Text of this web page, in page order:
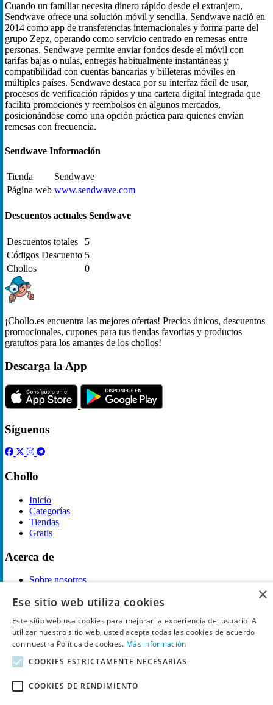
Cuando un familiar necesita dinero rápido desde el extranjero,
Sendwave ofrece una solución móvil y sencilla. Sendwave nació en
2014 como app de transferencias internacionales y forma parte del
grupo Zepz, operando como servicio centrado en remesas entre
personas. Sendwave permite enviar fondos desde el móvil con
tarifas bajas o nulas, entregas habitualmente instantáneas y
compatibilidad con cuentas bancarias y billeteras móviles en
múltiples países. Sendwave destaca por su interfaz fácil de usar,
procesos de verificación rápidos y una cartera digital integrada que
facilita promociones y reembolsos en algunos mercados,
posicionándose como una opción práctica para quienes envían
remesas con frecuencia.
Sendwave Información
Tienda
Sendwave
Página web www.sendwave.com
Descuentos actuales Sendwave
Descuentos totales
5
Códigos Descuento 5
Chollos
0
¡Chollo.es encuentra las mejores ofertas! Precios únicos, descuentos
promocionales, cupones para tus tiendas favoritas y productos
gratuitos para los amantes de los chollos!
Descarga la App
Síguenos
Chollo
Inicio
Categorías
Tiendas
Gratis
Acerca de
Sobre nosotros
Reglas de publicación
Información legal
Privacidad
Declaración de cookies
Descargo de Responsabilidad
×
Ese sitio web utiliza cookies
Este sitio web usa cookies para mejorar la experiencia del usuario. Al
utilizar nuestro sitio web, usted acepta todas las cookies de acuerdo
con nuestra Política de cookies. Más información
COOKIES ESTRICTAMENTE NECESARIAS
COOKIES DE RENDIMIENTO